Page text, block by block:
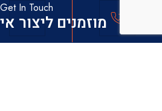
Get In Touch
מוזמנים ליצור